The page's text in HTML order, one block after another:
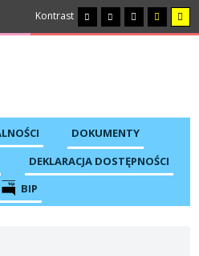
Kontrast
DOKUMENTY
DEKLARACJA DOSTĘPNOŚCI
BIP